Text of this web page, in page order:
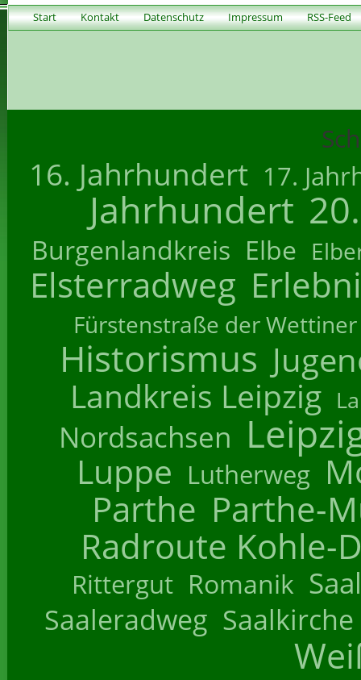
Start Kontakt Datenschutz Impressum RSS-Feed
16. Jahrhundert 17.
Jahrhundert
Burgenlandkreis Elbe
Elsterradweg
Fürstenstraße der Wettiner
Historismus
Landkreis Leipzig
Nordsachsen
Luppe Lutherweg
Parthe Parthe-
Radroute Kohle-
Rittergut Romanik
Saaleradweg Saalkirche